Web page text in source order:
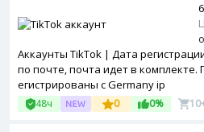
Аккаунты TikTok | Дата
по почте, почта идет в
егистрированы с Germany ip
48ч 0 0%